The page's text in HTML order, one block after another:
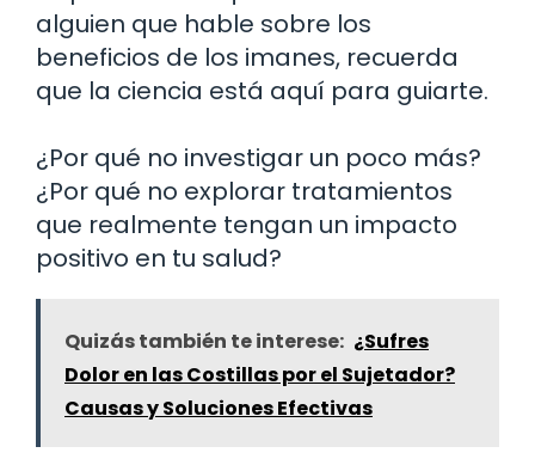
alguien que hable sobre los
beneficios de los imanes, recuerda
que la ciencia está aquí para guiarte.
¿Por qué no investigar un poco más?
¿Por qué no explorar tratamientos
que realmente tengan un impacto
positivo en tu salud?
Quizás también te interese: ¿Sufres
Dolor en las Costillas por el Sujetador?
Causas y Soluciones Efectivas